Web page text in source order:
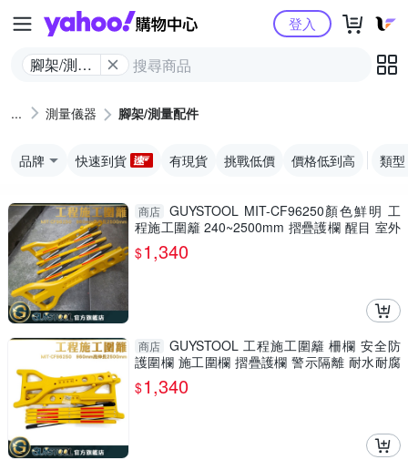
Yahoo購物中心
腳架/測量
登入
測量儀器 腳架/測量配件
品牌 快速到貨 有現貨 挑戰低價 價格低到高 類型
商店 GUYSTOOL MIT-CF96250顏色鮮明 工
程施工圍籬 240~2500mm 摺疊護欄 醒目 室外
裝修 安全防護圍欄
$1,340
商店 GUYSTOOL 工程施工圍籬 柵欄 安全防
護圍欄 施工圍欄 摺疊護欄 警示隔離 耐水耐腐
MIT-CF96250
$1,340